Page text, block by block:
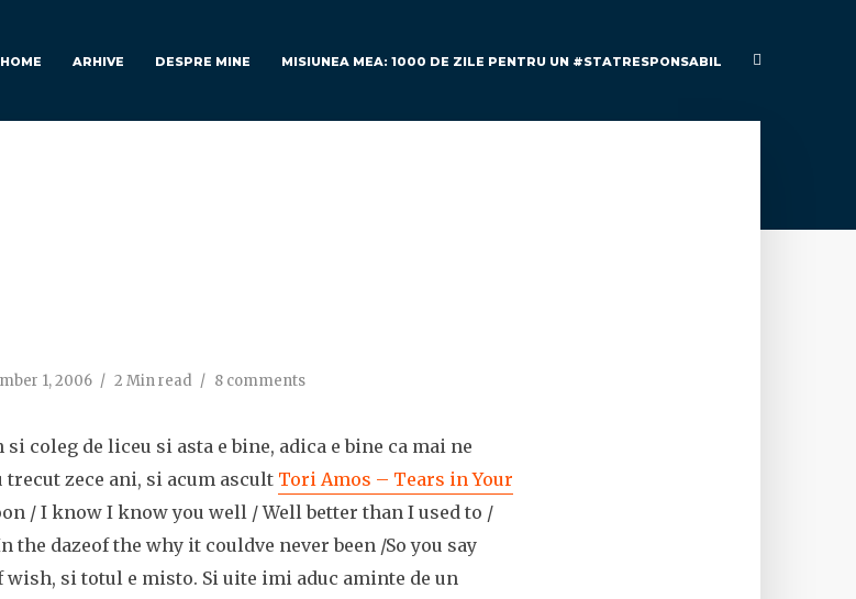
HOME ARHIVE DESPRE MINE MISIUNEA MEA: 1000 DE ZILE PENTRU UN #STATRESPONSABIL
1, 2006 2 Min read 8 comments
coleg de liceu si asta e bine, adica e bine ca mai ne
zece ani, si acum ascult Tori Amos – Tears in Your
/ I know I know you well / Well better than I used to /
the dazeof the why it couldve never been /So you say
si totul e misto. Si uite imi aduc aminte de un